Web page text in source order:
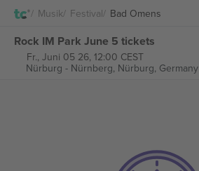
Musik Festival Bad Omens
Rock IM Park June 5 tickets
Fr., Juni 05 26, 12:00 CEST
Nürburg - Nürnberg, Nürburg, Germany